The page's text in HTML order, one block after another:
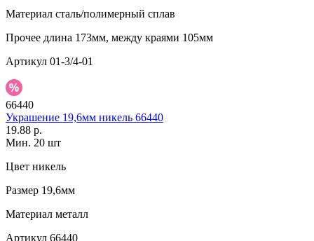
Материал сталь/полимерный сплав
Прочее длина 173мм, между краями 105мм
Артикул 01-3/4-01
66440
Украшение 19,6мм никель 66440
19.88 р.
Мин. 20 шт
Цвет никель
Размер 19,6мм
Материал металл
Артикул 66440